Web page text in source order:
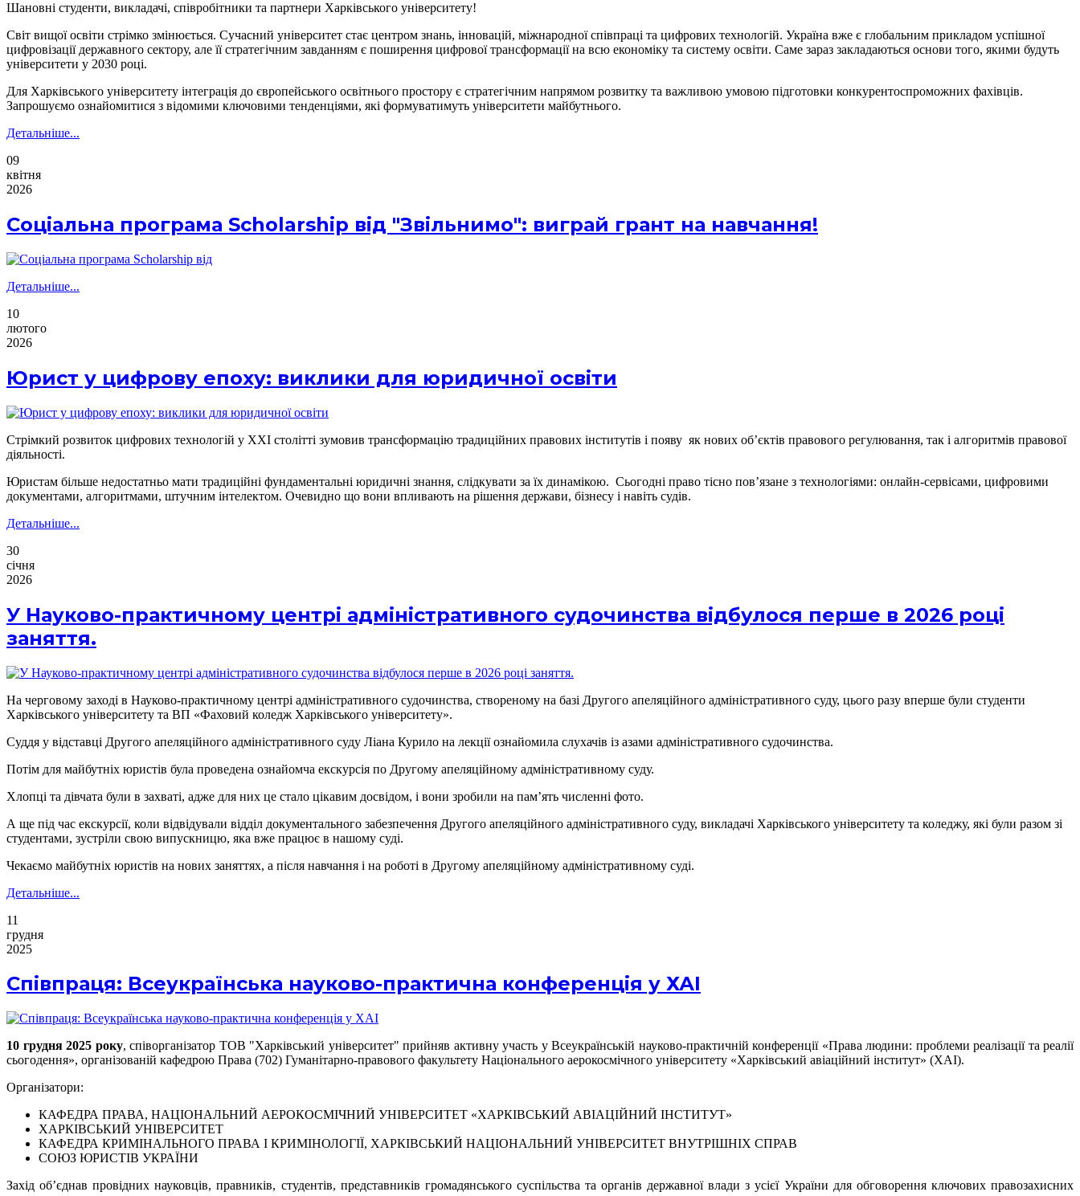
Шановні студенти, викладачі, співробітники та партнери Харківського університету!
Світ вищої освіти стрімко змінюється. Сучасний університет стає центром знань, інновацій, міжнародної співпраці та цифрових технологій. Україна вже є глобальним прикладом успішної
цифровізації державного сектору, але її стратегічним завданням є поширення цифрової трансформації на всю економіку та систему освіти. Саме зараз закладаються основи того, якими будуть
університети у 2030 році.
Для Харківського університету інтеграція до європейського освітнього простору є стратегічним напрямом розвитку та важливою умовою підготовки конкурентоспроможних фахівців.
Запрошуємо ознайомитися з відомими ключовими тенденціями, які формуватимуть університети майбутнього.
Детальніше...
09
квітня
2026
Соціальна програма Scholarship від "Звільнимо": виграй грант на навчання!
Детальніше...
10
лютого
2026
Юрист у цифрову епоху: виклики для юридичної освіти
Стрімкий розвиток цифрових технологій у XXI столітті зумовив трансформацію традиційних правових інститутів і появу як нових об’єктів правового регулювання, так і алгоритмів правової
діяльності.
Юристам більше недостатньо мати традиційні фундаментальні юридичні знання, слідкувати за їх динамікою. Сьогодні право тісно пов’язане з технологіями: онлайн-сервісами, цифровими
документами, алгоритмами, штучним інтелектом. Очевидно що вони впливають на рішення держави, бізнесу і навіть судів.
Детальніше...
30
січня
2026
У Науково-практичному центрі адміністративного судочинства відбулося перше в 2026 році
заняття.
На черговому заході в Науково-практичному центрі адміністративного судочинства, створеному на базі Другого апеляційного адміністративного суду, цього разу вперше були студенти
Харківського університету та ВП «Фаховий коледж Харківського університету».
Суддя у відставці Другого апеляційного адміністративного суду Ліана Курило на лекції ознайомила слухачів із азами адміністративного судочинства.
Потім для майбутніх юристів була проведена ознайомча екскурсія по Другому апеляційному адміністративному суду.
Хлопці та дівчата були в захваті, адже для них це стало цікавим досвідом, і вони зробили на пам’ять численні фото.
А ще під час екскурсії, коли відвідували відділ документального забезпечення Другого апеляційного адміністративного суду, викладачі Харківського університету та коледжу, які були разом зі
студентами, зустріли свою випускницю, яка вже працює в нашому суді.
Чекаємо майбутніх юристів на нових заняттях, а після навчання і на роботі в Другому апеляційному адміністративному суді.
Детальніше...
11
грудня
2025
Співпраця: Всеукраїнська науково-практична конференція у ХАІ
10 грудня 2025 року, співорганізатор ТОВ "Харківський університет" прийняв активну участь у Всеукраїнській науково-практичній конференції «Права людини: проблеми реалізації та реалії
сьогодення», організованій кафедрою Права (702) Гуманітарно-правового факультету Національного аерокосмічного університету «Харківський авіаційний інститут» (ХАІ).
Організатори:
КАФЕДРА ПРАВА, НАЦІОНАЛЬНИЙ АЕРОКОСМІЧНИЙ УНІВЕРСИТЕТ «ХАРКІВСЬКИЙ АВІАЦІЙНИЙ ІНСТИТУТ»
ХАРКІВСЬКИЙ УНІВЕРСИТЕТ
КАФЕДРА КРИМІНАЛЬНОГО ПРАВА І КРИМІНОЛОГІЇ, ХАРКІВСЬКИЙ НАЦІОНАЛЬНИЙ УНІВЕРСИТЕТ ВНУТРІШНІХ СПРАВ
СОЮЗ ЮРИСТІВ УКРАЇНИ
Захід об’єднав провідних науковців, правників, студентів, представників громадянського суспільства та органів державної влади з усієї України для обговорення ключових правозахисних